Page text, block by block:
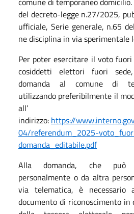
del decreto-legge n.27/2025,
ufficiale, Serie generale, n.65
ne disciplina in via sperimentale
Per poter esercitare il voto
cosiddetti elettori fuori
domanda al comune di
utilizzando preferibilmente il
all’
indirizzo: https://
04/referendum_2025-
domanda_editabile.pdf
Alla domanda, che può
personalmente o da altra
via telematica, è necessario
documento di riconoscimento in